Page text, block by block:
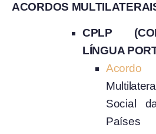
ACORDOS
CPLP
LÍNGUA
Acordo
Social